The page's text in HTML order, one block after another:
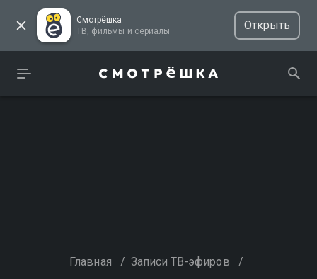
Смотрёшка
ТВ, фильмы и сериалы
Открыть
Главная / Записи ТВ-эфиров /